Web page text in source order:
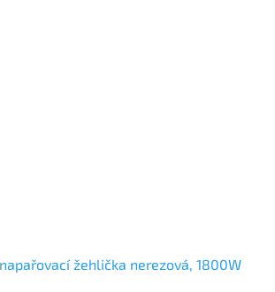
napařovací žehlička nerezová, 1800W